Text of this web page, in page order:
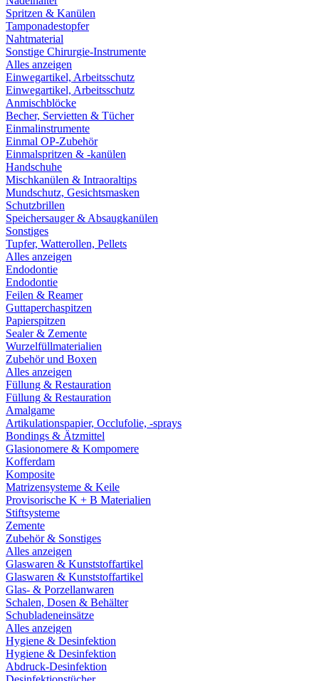
Spritzen & Kanülen
Tamponadestopfer
Nahtmaterial
Sonstige Chirurgie-Instrumente
Alles anzeigen
Einwegartikel, Arbeitsschutz
Einwegartikel, Arbeitsschutz
Anmischblöcke
Becher, Servietten & Tücher
Einmalinstrumente
Einmal OP-Zubehör
Einmalspritzen & -kanülen
Handschuhe
Mischkanülen & Intraoraltips
Mundschutz, Gesichtsmasken
Schutzbrillen
Speichersauger & Absaugkanülen
Sonstiges
Tupfer, Watterollen, Pellets
Alles anzeigen
Endodontie
Endodontie
Feilen & Reamer
Guttaperchaspitzen
Papierspitzen
Sealer & Zemente
Wurzelfüllmaterialien
Zubehör und Boxen
Alles anzeigen
Füllung & Restauration
Füllung & Restauration
Amalgame
Artikulationspapier, Occlufolie, -sprays
Bondings & Ätzmittel
Glasionomere & Kompomere
Kofferdam
Komposite
Matrizensysteme & Keile
Provisorische K + B Materialien
Stiftsysteme
Zemente
Zubehör & Sonstiges
Alles anzeigen
Glaswaren & Kunststoffartikel
Glaswaren & Kunststoffartikel
Glas- & Porzellanwaren
Schalen, Dosen & Behälter
Schubladeneinsätze
Alles anzeigen
Hygiene & Desinfektion
Hygiene & Desinfektion
Abdruck-Desinfektion